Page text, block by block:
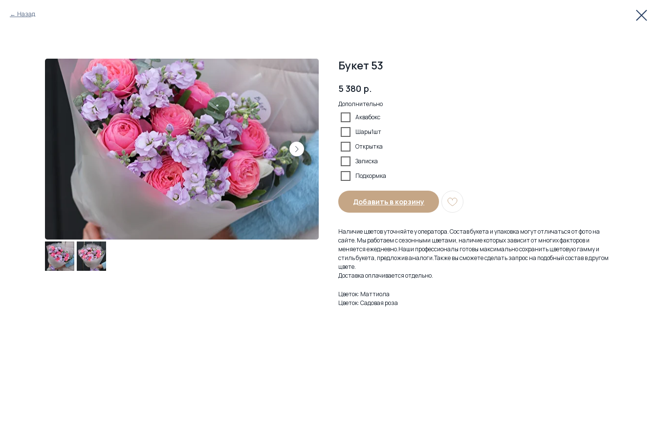
Назад
Букет 53
5 380 р.
Дополнительно
Аквабокс
Шары1шт
Открытка
Записка
Подкормка
Добавить в корзину
Наличие цветов уточняйте у оператора. Состав букета и упаковка могут отличаться от фото на
сайте. Мы работаем с сезонными цветами, наличие которых зависит от многих факторов и
меняется ежедневно.Наши профессионалы готовы максимально сохранить цветовую гамму и
стиль букета, предложив аналоги.Также вы сможете сделать запрос на подобный состав в другом
цвете.
Доставка оплачивается отдельно.
Цветок: Маттиола
Цветок: Садовая роза